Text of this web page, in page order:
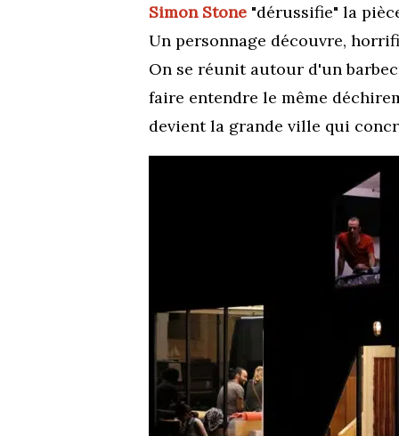
Simon Stone "dérussifie" la
Un personnage découvre,
On se réunit autour d'un
faire entendre le même
devient la grande ville qui